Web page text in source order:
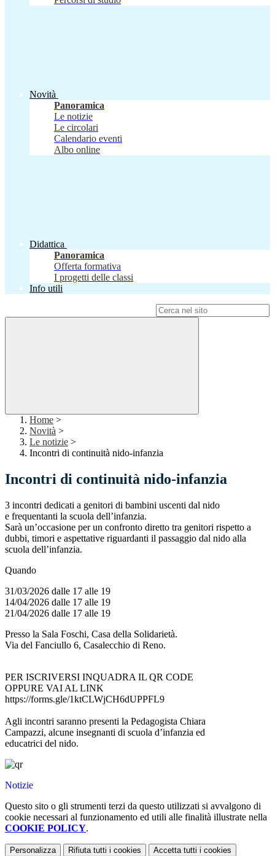
Novità
Panoramica
Le notizie
Le circolari
Calendario eventi
Albo online
Didattica
Panoramica
Offerta formativa
I progetti delle classi
Info utili
Home >
Novità >
Le notizie >
Incontri di continuità nido-infanzia
Incontri di continuità nido-infanzia
3 incontri dedicati a genitori di bambini uscenti dal nido
e frequentanti la scuola dell’infanzia.
Sarà un’occasione per un confronto diretto tra genitori rispetto a
dubbi, timori e aspettative riguardanti il passaggio dal nido alla
scuola dell’infanzia.
Quando
31/03/2026 dalle 17 alle 19
14/04/2026 dalle 17 alle 19
21/04/2026 dalle 17 alle 19
Presso la Sala Foschi, Casa della Solidarietà.
Via del Fanciullo 6, Casalecchio di Reno.
PER ISCRIVERSI INQUADRA IL QR CODE
OPPURE VAI AL LINK
https://forms.gle/1ktCLWjCH6dUPPFL9
Agli incontri saranno presenti la Pedagogista Chiara
Campazzi, alcune insegnanti di scuola d’infanzia ed
educatrici del nido.
Notizie
Questo sito o gli strumenti terzi da questo utilizzati si avvalgono di
cookie necessari al funzionamento ed utili alle finalità illustrate nella
COOKIE POLICY.
Personalizza Rifiuta tutti i cookies Accetta tutti i cookies